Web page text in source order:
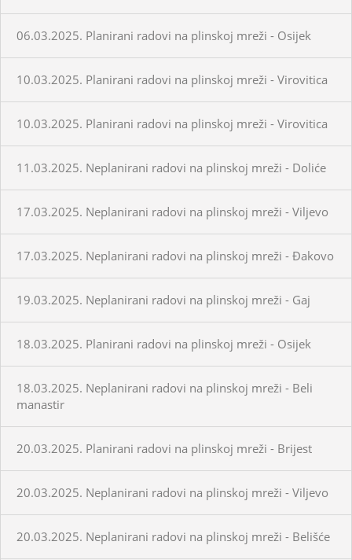
06.03.2025. Planirani radovi na plinskoj mreži - Osijek
10.03.2025. Planirani radovi na plinskoj mreži - Virovitica
10.03.2025. Planirani radovi na plinskoj mreži - Virovitica
11.03.2025. Neplanirani radovi na plinskoj mreži - Doliće
17.03.2025. Neplanirani radovi na plinskoj mreži - Viljevo
17.03.2025. Neplanirani radovi na plinskoj mreži - Đakovo
19.03.2025. Neplanirani radovi na plinskoj mreži - Gaj
18.03.2025. Planirani radovi na plinskoj mreži - Osijek
18.03.2025. Neplanirani radovi na plinskoj mreži - Beli
manastir
20.03.2025. Planirani radovi na plinskoj mreži - Brijest
20.03.2025. Neplanirani radovi na plinskoj mreži - Viljevo
20.03.2025. Neplanirani radovi na plinskoj mreži - Belišće